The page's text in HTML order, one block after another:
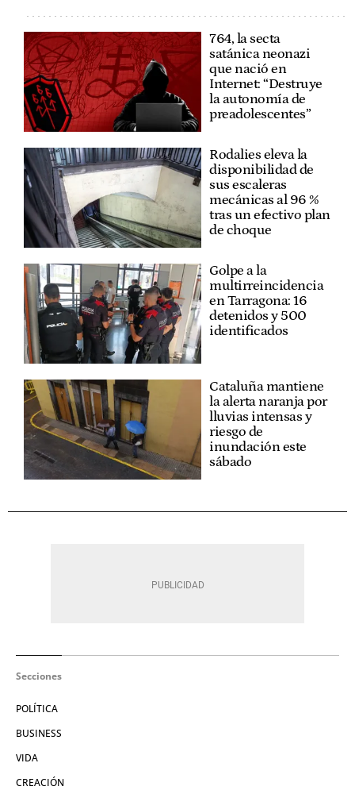
764, la secta
satánica neonazi
que nació en
Internet: “Destruye
la autonomía de
preadolescentes”
Rodalies eleva la
disponibilidad de
sus escaleras
mecánicas al 96 %
tras un efectivo plan
de choque
Golpe a la
multirreincidencia
en Tarragona: 16
detenidos y 500
identificados
Cataluña mantiene
la alerta naranja por
lluvias intensas y
riesgo de
inundación este
sábado
Secciones
POLÍTICA
BUSINESS
VIDA
CREACIÓN